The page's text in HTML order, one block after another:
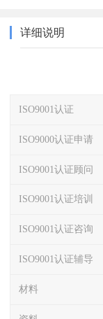
详细说明
ISO9001认证
ISO9000认证申请
ISO9001认证顾问
ISO9001认证培训
ISO9001认证咨询
ISO9001认证辅导
材料